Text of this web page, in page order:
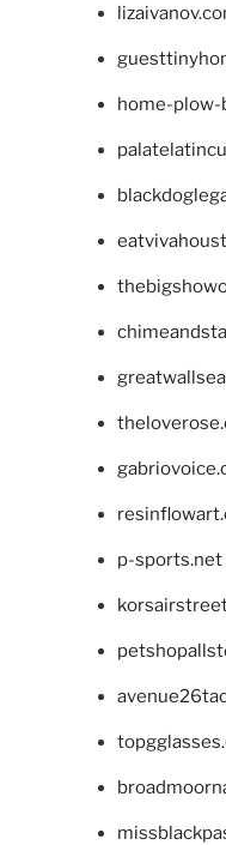
home-plow-
p-sports.net